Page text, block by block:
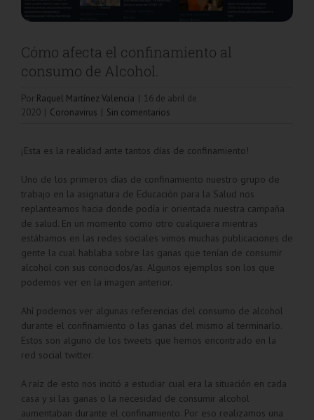
Cómo afecta el confinamiento al
consumo de Alcohol.
Por Raquel Martínez Valencia | 16 de abril de
2020 | Coronavirus | Sin comentarios
¡Esta es la realidad ante tantos días de confinamiento!
Uno de los primeros días de confinamiento nuestro grupo de
trabajo en la asignatura de Educación para la Salud nos
replanteamos hacia donde podía ir orientada nuestra campaña
de salud. En un momento como otro cualquiera mientras
estábamos en las redes sociales vimos muchas publicaciones de
gente la cual hablaba sobre las ganas que tenían de consumir
alcohol con sus conocidos/as. Algunos ejemplos son los que
podemos ver en la imagen anterior.
Ahí podemos ver algunas referencias del consumo de alcohol
durante el confinamiento o las ganas del mismo al terminarlo.
Estos son alguno de los tweets que hemos encontrado en la
red social twitter.
A raíz de esto nos incitó a estudiar cual era la situación en cada
casa y si las ganas o la necesidad de consumir alcohol
aumentaban durante el confinamiento. Por eso realizamos una